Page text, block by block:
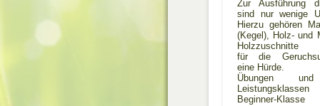
Zur Ausführung
sind nur wenige
Hierzu gehören
(Kegel), Holz- und
Holzzuschnitte
für die
eine Hürde.
Übungen
Leistungsklassen
Beginner-Klasse